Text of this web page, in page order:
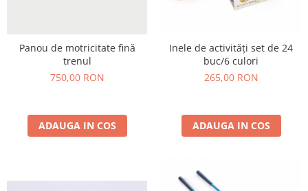
Recunoasterea formelor
Diverse jucarii educative
Figurine
Panou de motricitate fină
trenul
750,00 RON
ADAUGA IN COS
Inele de activități set de 24
buc/6 culori
265,00 RON
ADAUGA IN COS